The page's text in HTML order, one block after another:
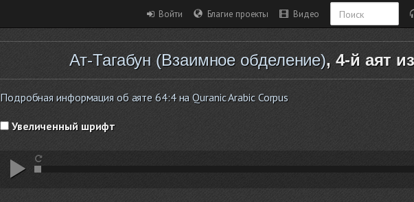
Войти Благие проекты Видео
Ат-Тагабун (Взаимное обделение), 4-й аят
Подробная информация об аяте 64:4 на Quranic Arabic Corpus
Увеличенный шрифт